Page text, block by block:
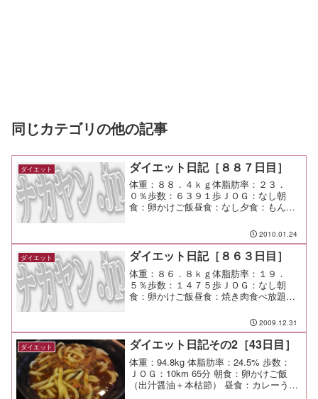
同じカテゴリの他の記事
ダイエット ダイエット日記［８８７日目］
体重：８８．４ｋｇ体脂肪率：２３．
０％歩数：６３９１歩ＪＯＧ：なし朝
食：卵かけご飯昼食：なし夕食：もんじ
2010.01.24
ダイエット ダイエット日記［８６３日目］
体重：８６．８ｋｇ体脂肪率：１９．
５％歩数：１４７５歩ＪＯＧ：なし朝
食：卵かけご飯昼食：焼き肉食べ放題夕
2009.12.31
ダイエット ダイエット日記その2［43日目］
体重：94.8kg 体脂肪率：24.5% 歩数：
ＪＯＧ：10km 65分 朝食：卵かけご飯
（出汁醤油＋本枯節） 昼食：カレーうど